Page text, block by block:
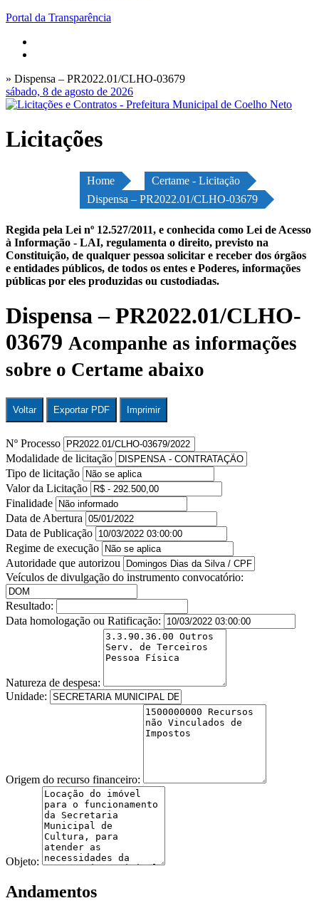
Portal da Transparência
» Dispensa – PR2022.01/CLHO-03679
sábado, 8 de agosto de 2026
Licitações
Home
Certame - Licitação
Dispensa – PR2022.01/CLHO-03679
Regida pela Lei nº 12.527/2011, e conhecida como Lei de Acesso
à Informação - LAI, regulamenta o direito, previsto na
Constituição, de qualquer pessoa solicitar e receber dos órgãos
e entidades públicos, de todos os entes e Poderes, informações
públicas por eles produzidas ou custodiadas.
Dispensa – PR2022.01/CLHO-
03679 Acompanhe as informações
sobre o Certame abaixo
Voltar Exportar PDF Imprimir
Nº Processo
Modalidade de licitação
Tipo de licitação
Valor da Licitação
Finalidade
Data de Abertura
Data de Publicação
Regime de execução
Autoridade que autorizou
Veículos de divulgação do instrumento convocatório:
Resultado:
Data homologação ou Ratificação:
Natureza de despesa:
Unidade:
Origem do recurso financeiro:
Objeto:
Andamentos